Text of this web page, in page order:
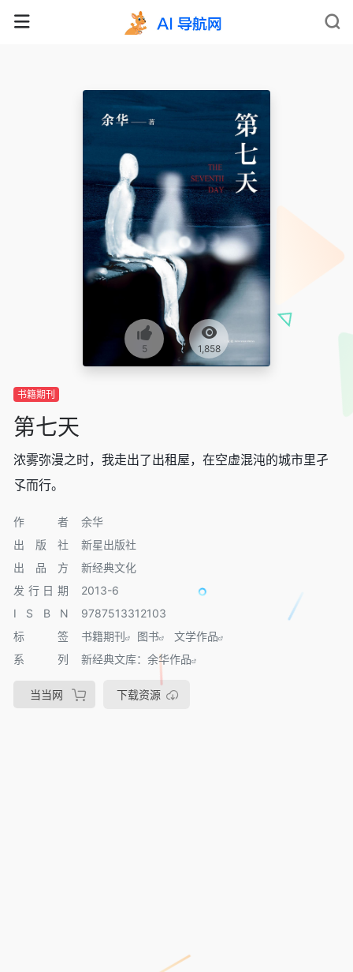
5 1,858
书籍期刊
第七天
浓雾弥漫之时，我走出了出租屋，在空虚混沌的城市里孑
孓而行。
作者
余华
出版社
新星出版社
出品方
新经典文化
发行日期
2013-6
I S B N
9787513312103
标签
书籍期刊 图书
文学作品
系列
新经典文库：余华作品
当当网 下载资源